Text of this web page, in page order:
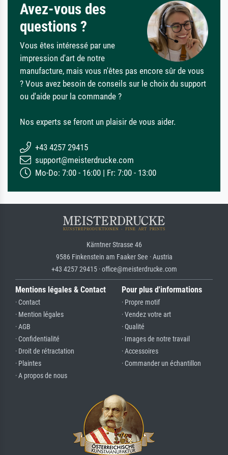
Avez-vous des
questions ?
Vous êtes intéressé par une
impression d'art de notre
manufacture, mais vous n'êtes pas encore sûr de vous
? Vous avez besoin de conseils sur le choix du support
ou d'aide pour la commande ?
Nos experts se feront un plaisir de vous aider.
+43 4257 29415
support@meisterdrucke.com
Mo-Do: 7:00 - 16:00 | Fr: 7:00 - 13:00
Kärntner Strasse 46
9586 Finkenstein am Faaker See · Austria
+43 4257 29415 · office@meisterdrucke.com
Mentions légales & Contact
· Contact
· Mention légales
· AGB
· Confidentialité
· Droit de rétractation
· Plaintes
· A propos de nous
Pour plus d'informations
· Propre motif
· Vendez votre art
· Qualité
· Images de notre travail
· Accessoires
· Commander un échantillon